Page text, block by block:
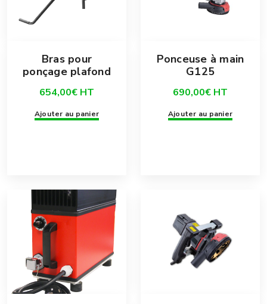
Bras pour
ponçage plafond
654,00€ HT
Ajouter au panier
Ponceuse à main
G125
690,00€ HT
Ajouter au panier